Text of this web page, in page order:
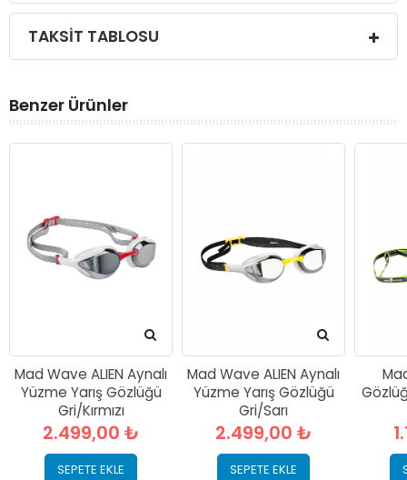
TAKSIT TABLOSU
Benzer Ürünler
Mad Wave ALIEN Aynalı
Yüzme Yarış Gözlüğü
Gri/Kırmızı
2.499,00 ₺
SEPETE EKLE
Mad Wave ALIEN Aynalı
Yüzme Yarış Gözlüğü
Gri/Sarı
2.499,00 ₺
SEPETE EKLE